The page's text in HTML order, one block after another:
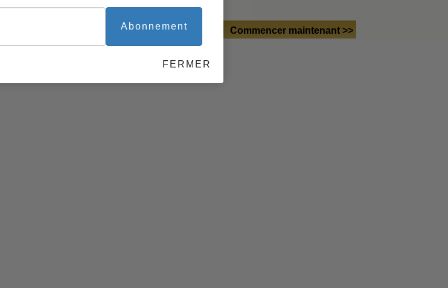
Commencer maintenant >>
Abonnement
FERMER